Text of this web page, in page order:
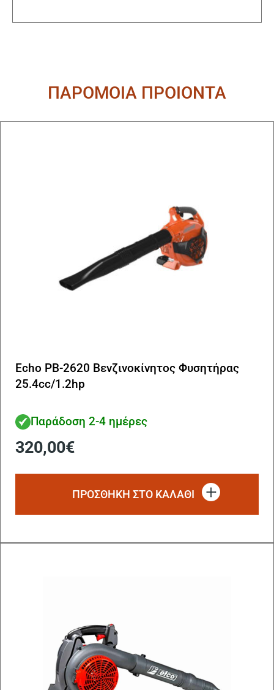
ΠΑΡΟΜΟΙΑ ΠΡΟΙΟΝΤΑ
Echo PB-2620 Βενζινοκίνητος Φυσητήρας
25.4cc/1.2hp
Παράδοση 2-4 ημέρες
320,00€
ΠΡΟΣΘΗΚΗ ΣΤΟ ΚΑΛΑΘΙ